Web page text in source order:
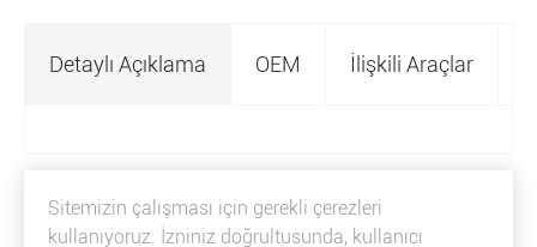
Detaylı Açıklama OEM İlişkili Araçlar
Sitemizin çalışması için gerekli çerezleri
kullanıyoruz. İzniniz doğrultusunda, kullanıcı